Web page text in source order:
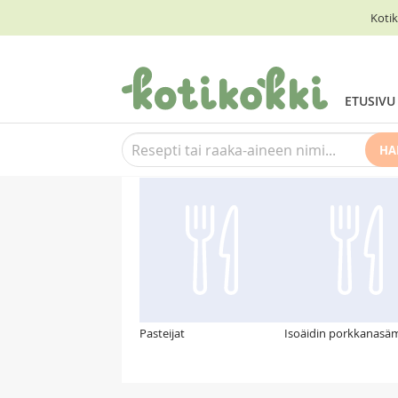
ETUSIVU
Suosittelemme myös
Pasteijat Isoäidin